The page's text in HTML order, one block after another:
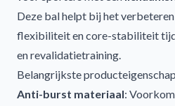
Deze bal helpt bij het verbeteren
flexibiliteit en core-stabiliteit
en revalidatietraining.
Belangrijkste
Anti-burst materiaal: